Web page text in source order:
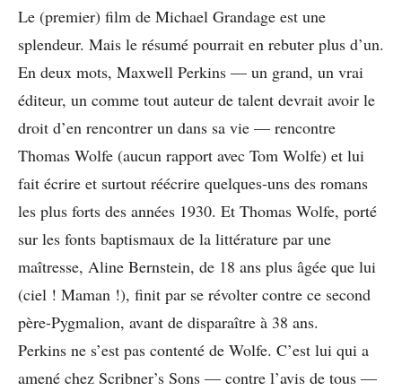
Le (premier) film de Michael Grandage est une
splendeur. Mais le résumé pourrait en rebuter plus d’un.
En deux mots, Maxwell Perkins — un grand, un vrai
éditeur, un comme tout auteur de talent devrait avoir le
droit d’en rencontrer un dans sa vie — rencontre
Thomas Wolfe (aucun rapport avec Tom Wolfe) et lui
fait écrire et surtout réécrire quelques-uns des romans
les plus forts des années 1930. Et Thomas Wolfe, porté
sur les fonts baptismaux de la littérature par une
maîtresse, Aline Bernstein, de 18 ans plus âgée que lui
(ciel ! Maman !), finit par se révolter contre ce second
père-Pygmalion, avant de disparaître à 38 ans.
Perkins ne s’est pas contenté de Wolfe. C’est lui qui a
amené chez Scribner’s Sons — contre l’avis de tous —